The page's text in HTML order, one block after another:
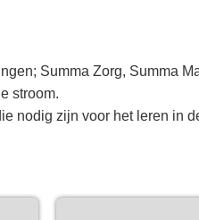
Summa Zorg, Summa
stroom.
nodig zijn voor het leren in